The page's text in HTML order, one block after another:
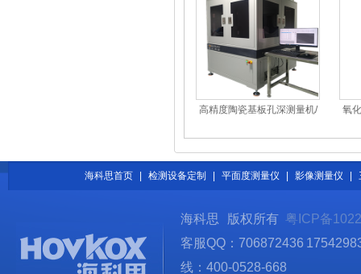
高精度陶瓷基板孔深测量机/
氧
海科思首页 检测设备定制 平面度测量仪 影像测量仪
海科思 版权所有 粤ICP备
客服QQ：706872436
线：400-0528-668